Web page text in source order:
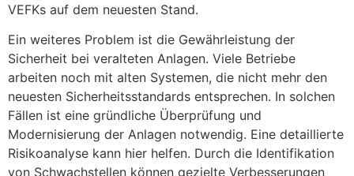
VEFKs auf dem neuesten Stand.
Ein weiteres Problem ist die Gewährleistung der
Sicherheit bei veralteten Anlagen. Viele Betriebe
arbeiten noch mit alten Systemen, die nicht mehr den
neuesten Sicherheitsstandards entsprechen. In solchen
Fällen ist eine gründliche Überprüfung und
Modernisierung der Anlagen notwendig. Eine detaillierte
Risikoanalyse kann hier helfen. Durch die Identifikation
von Schwachstellen können gezielte Verbesserungen